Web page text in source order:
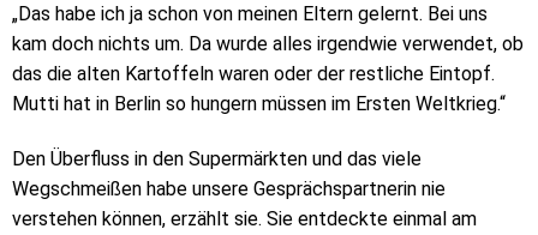
„Das habe ich ja schon von meinen Eltern gelernt. Bei uns
kam doch nichts um. Da wurde alles irgendwie verwendet, ob
das die alten Kartoffeln waren oder der restliche Eintopf.
Mutti hat in Berlin so hungern müssen im Ersten Weltkrieg.“
Den Überfluss in den Supermärkten und das viele
Wegschmeißen habe unsere Gesprächspartnerin nie
verstehen können, erzählt sie. Sie entdeckte einmal am